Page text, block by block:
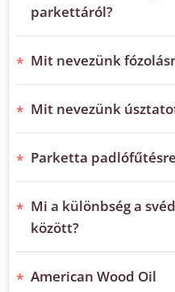
parkettáról?
Mit nevezünk
Mit nevezünk
Parketta
Mi a különbség a
között?
American Wood Oil